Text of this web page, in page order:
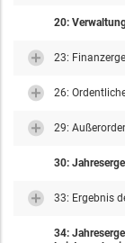
20:
23:
26:
29:
30:
33: Ergebnis
34: